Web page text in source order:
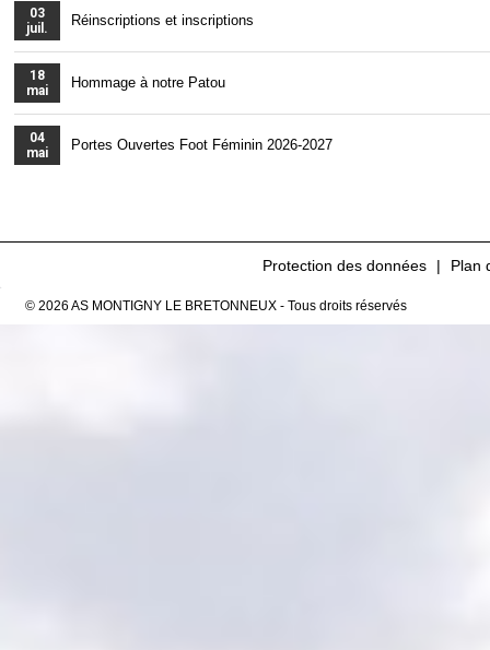
03
juil.
Réinscriptions et inscriptions
18
mai
Hommage à notre Patou
04
mai
Portes Ouvertes Foot Féminin 2026-2027
Protection des données Plan
© 2026 AS MONTIGNY LE BRETONNEUX - Tous droits réservés